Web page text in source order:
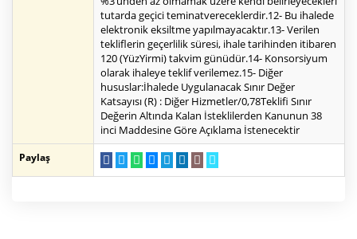
tutarda geçici teminatvereceklerdir.12- Bu ihalede
elektronik eksiltme yapılmayacaktır.13- Verilen
tekliflerin geçerlilik süresi, ihale tarihinden itibaren
120 (YüzYirmi) takvim günüdür.14- Konsorsiyum
olarak ihaleye teklif verilemez.15- Diğer
hususlar:İhalede Uygulanacak Sınır Değer
Katsayısı (R) : Diğer Hizmetler/0,78Teklifi Sınır
Değerin Altında Kalan İsteklilerden Kanunun 38
inci Maddesine Göre Açıklama İstenecektir
Paylaş